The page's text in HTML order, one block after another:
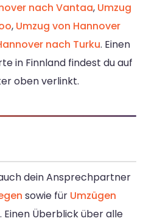
nach Vantaa, Umzug
, Umzug von Hannover
nach Turku. Einen
in Finnland findest du auf
oben verlinkt.
dein Ansprechpartner
sowie für Umzügen
. Einen Überblick über alle